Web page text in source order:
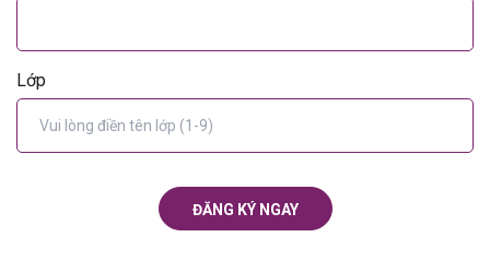
Lớp
ĐĂNG KÝ NGAY